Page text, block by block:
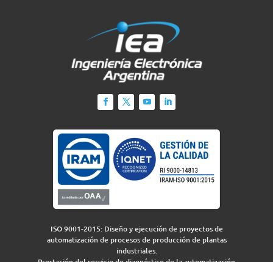
ISO 9001-2015: Diseño y ejecución de proyectos de
automatización de procesos de producción de plantas
industriales.